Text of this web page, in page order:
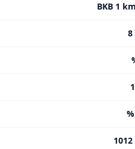
BKB 1
8